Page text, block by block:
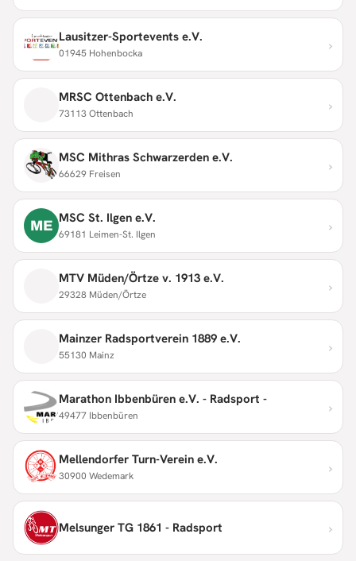
Lausitzer-Sportevents e.V.
01945 Hohenbocka ›
MRSC Ottenbach e.V.
73113 Ottenbach ›
MSC Mithras Schwarzerden e.V.
66629 Freisen ›
ME MSC St. Ilgen e.V.
69181 Leimen-St. Ilgen ›
MTV Müden/Örtze v. 1913 e.V.
29328 Müden/Örtze ›
Mainzer Radsportverein 1889 e.V.
55130 Mainz ›
Marathon Ibbenbüren e.V. - Radsport -
49477 Ibbenbüren ›
Mellendorfer Turn-Verein e.V.
30900 Wedemark ›
Melsunger TG 1861 - Radsport ›